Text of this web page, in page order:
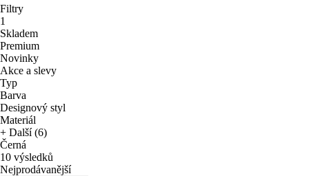
Filtry
1
Skladem
Premium
Novinky
Akce a slevy
Typ
Barva
Designový styl
Materiál
+ Další (6)
Černá
10 výsledků
Nejprodávanější